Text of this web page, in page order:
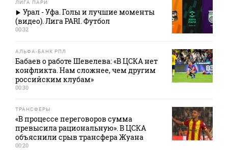
ЛИГА ПАРИ
Урал - Уфа. Голы и лучшие моменты
(видео). Лига PARI. Футбол
00:32
АЛЬФА-БАНК РПЛ
Бабаев о работе Шевелева: «В ЦСКА нет
конфликта. Нам сложнее, чем другим
российским клубам»
00:30
ТРАНСФЕРЫ
«В процессе переговоров сумма
превысила рациональную». В ЦСКА
объяснили срыв трансфера Жуана
00:20